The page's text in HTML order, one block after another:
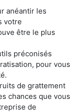
anéantir les
votre
être le plus
préconisés
pour vous
de grattement
chances que vous
de